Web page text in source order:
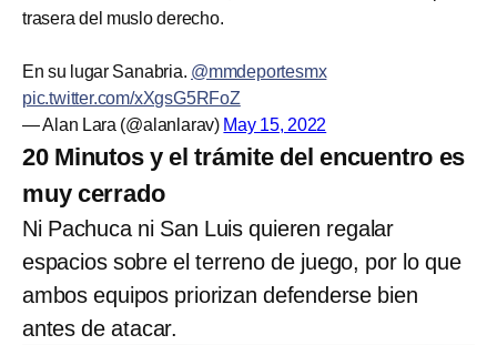
trasera del muslo derecho.
En su lugar Sanabria. @mmdeportesmx
pic.twitter.com/xXgsG5RFoZ
— Alan Lara (@alanlarav) May 15, 2022
20 Minutos y el trámite del encuentro es
muy cerrado
Ni Pachuca ni San Luis quieren regalar
espacios sobre el terreno de juego, por lo que
ambos equipos priorizan defenderse bien
antes de atacar.